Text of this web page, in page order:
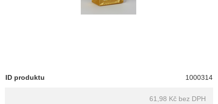
ID produktu 1000314
61,98 Kč bez DPH